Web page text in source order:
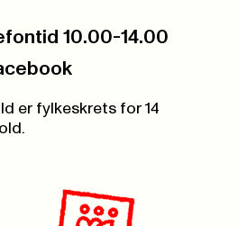
10.00-14.00
er fylkeskrets for 14